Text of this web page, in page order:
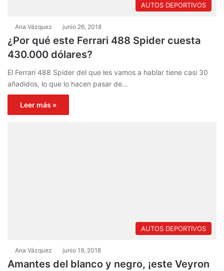
AUTOS DEPORTIVOS
Ana Vázquez junio 26, 2018
¿Por qué este Ferrari 488 Spider cuesta
430.000 dólares?
El Ferrari 488 Spider del que les vamos a hablar tiene casi 30
añadidos, lo que lo hacen pasar de…
Leer más »
AUTOS DEPORTIVOS
Ana Vázquez junio 19, 2018
Amantes del blanco y negro, ¡este Veyron